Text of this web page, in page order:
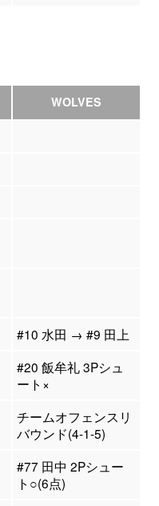
WOLVES
#10 水田 → #9 田上
#20 飯牟礼 3Pシュ
ート×
チームオフェンスリ
バウンド(4-1-5)
#77 田中 2Pシュー
ト○(6点)